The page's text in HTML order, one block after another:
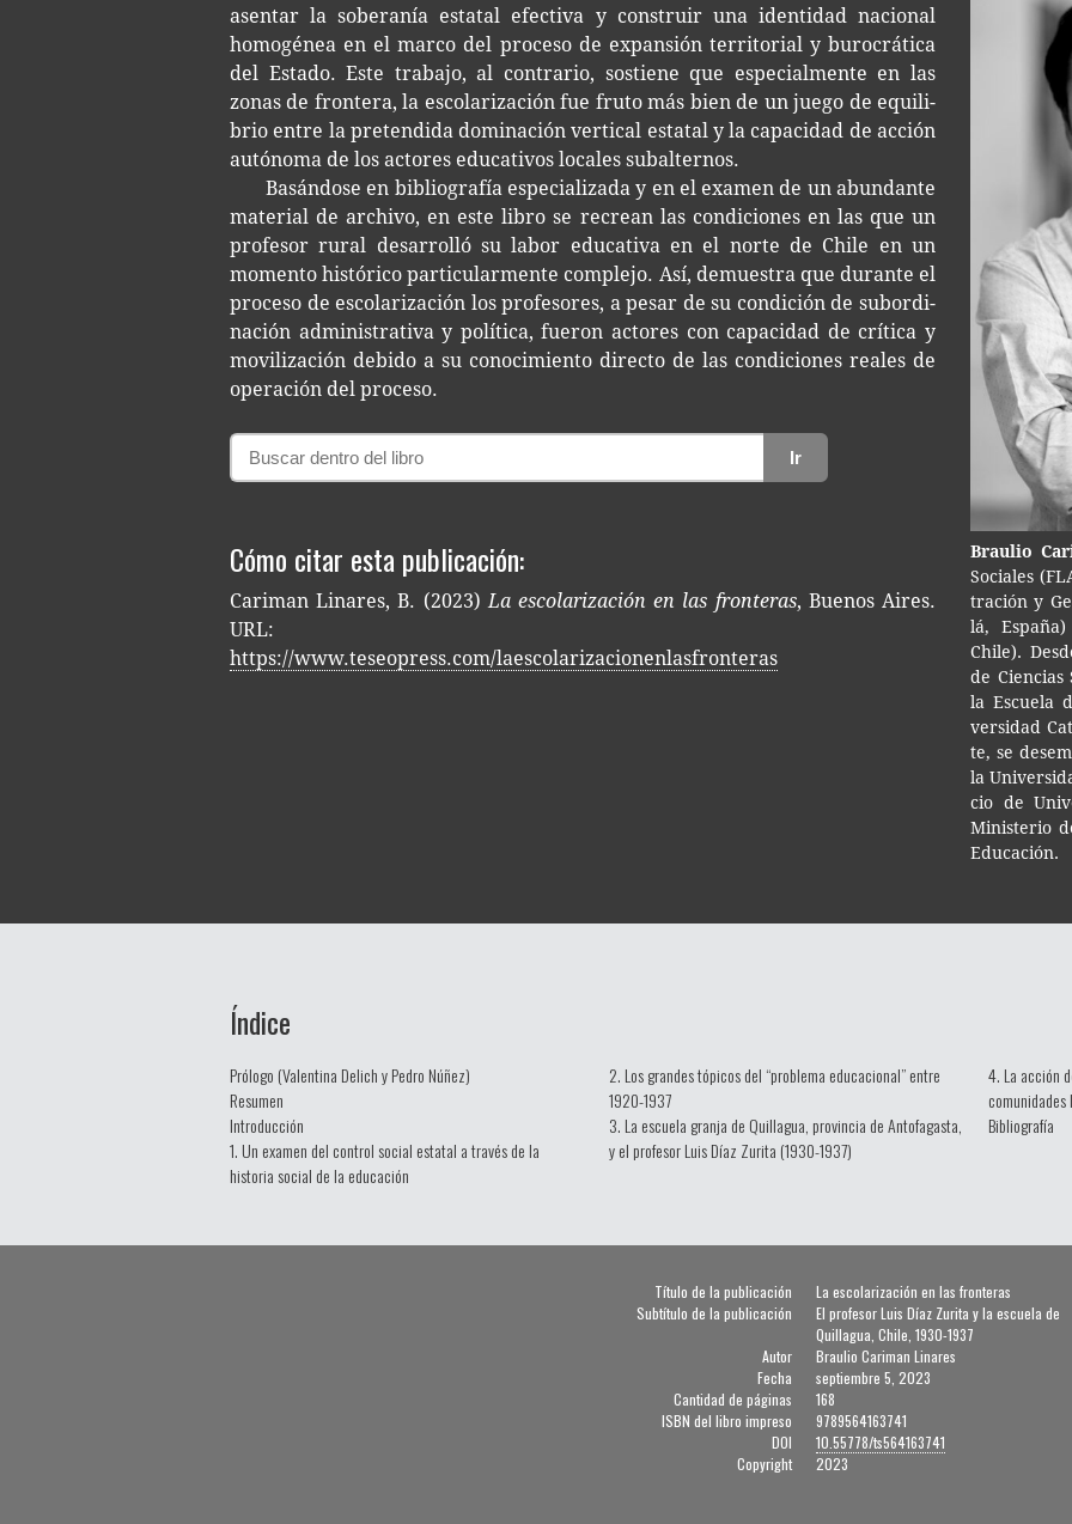
asen­tar la sobe­ra­nía esta­tal efec­ti­va y cons­truir una iden­ti­dad nacio­nal
homo­gé­nea en el marco del pro­ce­so de expan­sión terri­to­rial y buro­crá­ti­ca
del Esta­do. Este tra­ba­jo, al con­tra­rio, sos­tie­ne que espe­cial­men­te en las
zonas de fron­te­ra, la esco­la­ri­za­ción fue fruto más bien de un juego de equi­li­
brio entre la pre­ten­di­da domi­na­ción ver­ti­cal esta­tal y la capa­ci­dad de acción
autó­no­ma de los acto­res edu­ca­ti­vos loca­les subalternos.
Basán­do­se en biblio­gra­fía espe­cia­li­za­da y en el exa­men de un abun­dan­te
mate­rial de archi­vo, en este libro se recrean las con­di­cio­nes en las que un
pro­fe­sor rural desa­rro­lló su labor edu­ca­ti­va en el norte de Chile en un
momen­to his­tó­ri­co par­ti­cu­lar­men­te com­ple­jo. Así, demues­tra que duran­te el
pro­ce­so de esco­la­ri­za­ción los pro­fe­so­res, a pesar de su con­di­ción de subor­di­
na­ción admi­nis­tra­ti­va y polí­ti­ca, fue­ron acto­res con capa­ci­dad de crí­ti­ca y
movi­li­za­ción debi­do a su cono­ci­mien­to direc­to de las con­di­cio­nes reales de
ope­ra­ción del proceso.
Ir
Cómo citar esta publicación:
Cariman Linares, B. (2023) La escolarización en las fronteras, Buenos Aires.
URL:
https://www.teseopress.com/laescolarizacionenlasfronteras
Brau­lio
Socia­les
tra­ción y
lá,
Chile).
de Cien­cias
la Escue­la
ver­si­dad
te, se
la
cio de
Minis­te­rio
Educación.
Índice
Prólogo (Valentina Delich y Pedro Núñez)
Resumen
Introducción
1. Un examen del control social estatal a través de la
historia social de la educación
2. Los grandes tópicos del “problema educacional” entre
1920-1937
3. La escuela granja de Quillagua, provincia de Antofagasta,
y el profesor Luis Díaz Zurita (1930-1937)
4. La acción
comunidades
Bibliografía
Título de la publicación
La escolarización en las fronteras
Subtítulo de la publicación
El profesor Luis Díaz Zurita y la escuela de
Quillagua, Chile, 1930-1937
Autor
Braulio Cariman Linares
Fecha
septiembre 5, 2023
Cantidad de páginas
168
ISBN del libro impreso
9789564163741
DOI
10.55778/ts564163741
Copyright
2023